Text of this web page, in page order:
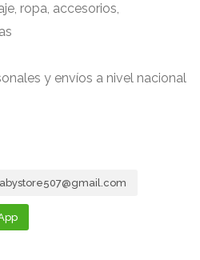
ropa, accesorios,
y envíos a nivel nacional